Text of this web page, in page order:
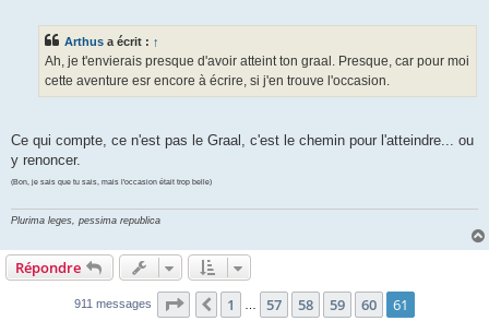
Arthus a écrit : ↑
Ah, je t'envierais presque d'avoir atteint ton graal. Presque, car pour moi
cette aventure esr encore à écrire, si j'en trouve l'occasion.
Ce qui compte, ce n'est pas le Graal, c'est le chemin pour l'atteindre... ou
y renoncer.
(Bon, je sais que tu sais, mais l'occasion était trop belle)
Plurima leges, pessima republica
Répondre
911 messages Page 61 sur 61
Précédent
1 57 58 59 60 61